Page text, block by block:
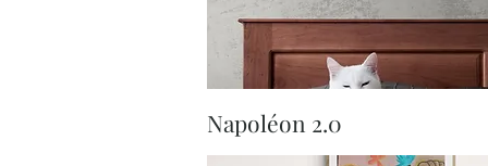
Aperçu rapide
Napoléon 2.0